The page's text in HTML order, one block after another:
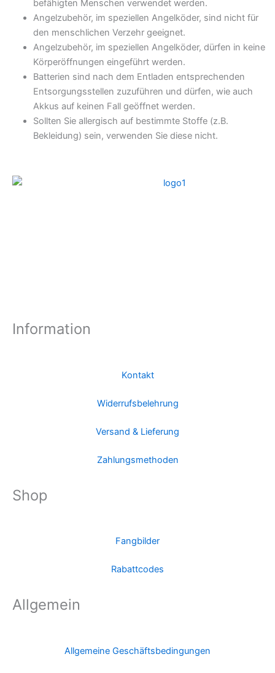
befähigten Menschen verwendet werden.
Angelzubehör, im speziellen Angelköder, sind nicht für
den menschlichen Verzehr geeignet.
Angelzubehör, im speziellen Angelköder, dürfen in keine
Körperöffnungen eingeführt werden.
Batterien sind nach dem Entladen entsprechenden
Entsorgungsstellen zuzuführen und dürfen, wie auch
Akkus auf keinen Fall geöffnet werden.
Sollten Sie allergisch auf bestimmte Stoffe (z.B.
Bekleidung) sein, verwenden Sie diese nicht.
Information
Kontakt
Widerrufsbelehrung
Versand & Lieferung
Zahlungsmethoden
Shop
Fangbilder
Rabattcodes
Allgemein
Allgemeine Geschäftsbedingungen